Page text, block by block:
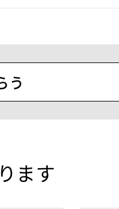
う
ます